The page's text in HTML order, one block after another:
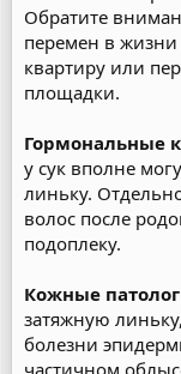
Обратите
перемен в
квартиру или
площадки.
Гормональные
у сук вполне
линьку.
волос после
подоплеку.
Кожные
затяжную
болезни
частичном